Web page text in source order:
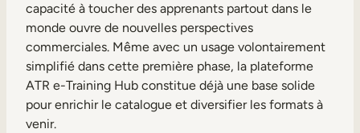
capacité à toucher des apprenants partout dans le
monde ouvre de nouvelles perspectives
commerciales. Même avec un usage volontairement
simplifié dans cette première phase, la plateforme
ATR e-Training Hub constitue déjà une base solide
pour enrichir le catalogue et diversifier les formats à
venir.